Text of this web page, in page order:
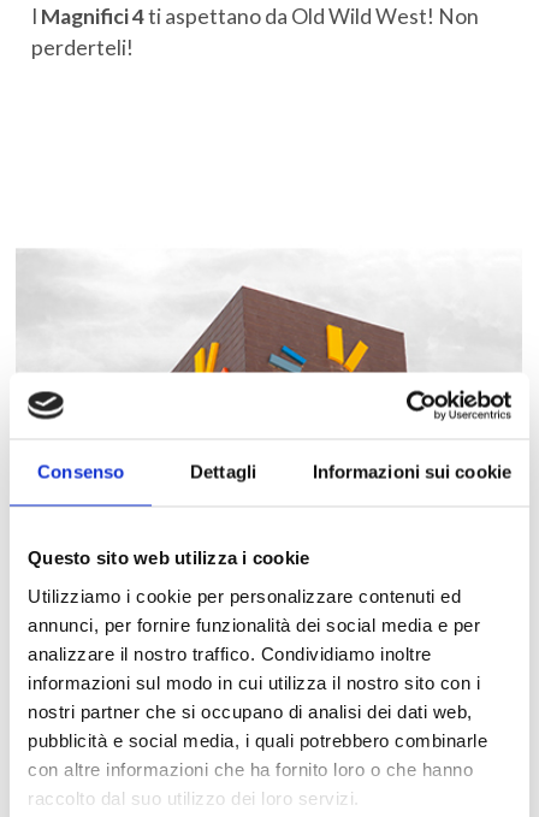
Consenso Dettagli Informazioni sui cookie
Questo sito web utilizza i cookie
Utilizziamo i cookie per personalizzare contenuti ed
annunci, per fornire funzionalità dei social media e per
analizzare il nostro traffico. Condividiamo inoltre
informazioni sul modo in cui utilizza il nostro sito con i
nostri partner che si occupano di analisi dei dati web,
pubblicità e social media, i quali potrebbero combinarle
con altre informazioni che ha fornito loro o che hanno
raccolto dal suo utilizzo dei loro servizi.
I Magnifici 4ti aspettano da Old Wild West! Non
perderteli!
MAPPA DEL CENTRO
Trova in un attimo il punto vendita che ti interessa!